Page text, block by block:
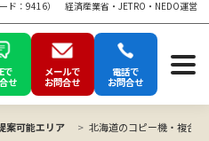
ド：9416） 経済産業省・JETRO・NEDO運営
で
せ
メールで
お問合せ
電話で
お問合せ
案可能エリア 北海道のコピー機・複合